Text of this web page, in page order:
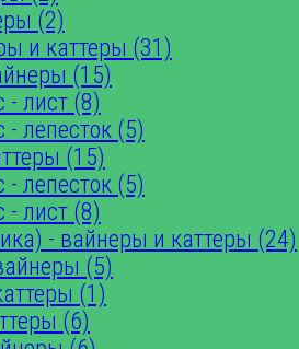
(2)
и каттеры (31)
(15)
- лист (8)
- лепесток (5)
(15)
- лепесток (5)
- лист (8)
- вайнеры и каттеры (24)
(5)
(1)
(6)